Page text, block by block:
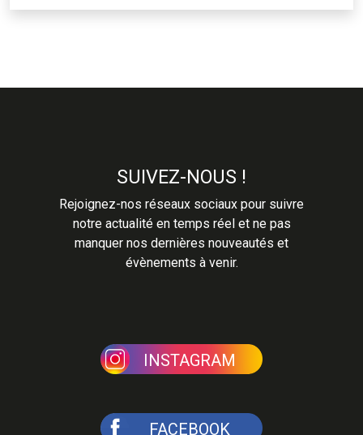
SUIVEZ-NOUS !
Rejoignez-nos réseaux sociaux pour suivre
notre actualité en temps réel et ne pas
manquer nos dernières nouveautés et
évènements à venir.
INSTAGRAM
FACEBOOK